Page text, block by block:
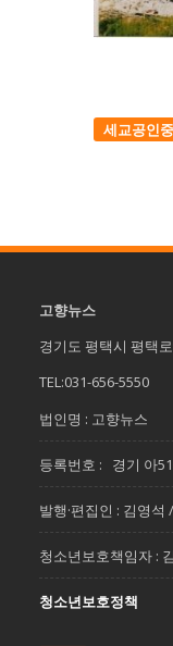
세교공인
고향뉴스
경기도 평택시 평택
TEL:031-656-5550
법인명 : 고향뉴스
등록번호 : 경기 아
발행·편집인 : 김영석
청소년보호책임자 :
청소년보호정책